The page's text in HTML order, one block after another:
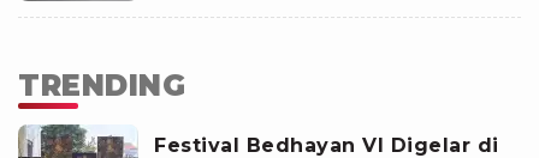
TRENDING
Festival Bedhayan VI Digelar di